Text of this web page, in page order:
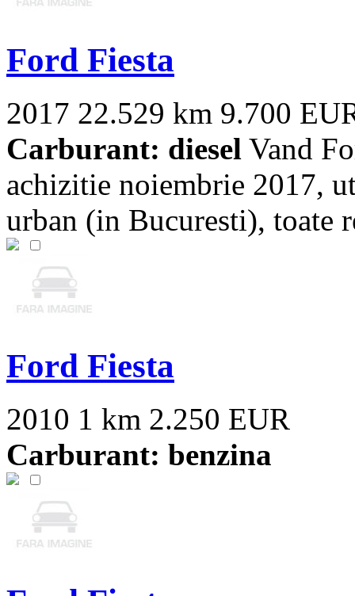
Ford Fiesta
2017 22.529 km 9.700
Carburant: diesel Vand
achizitie noiembrie 2017,
urban (in Bucuresti), toate
Ford Fiesta
2010 1 km 2.250 EUR
Carburant: benzina